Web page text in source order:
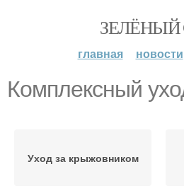
ЗЕЛЁНЫЙ
главная новости
Комплексный
Уход за крыжовником